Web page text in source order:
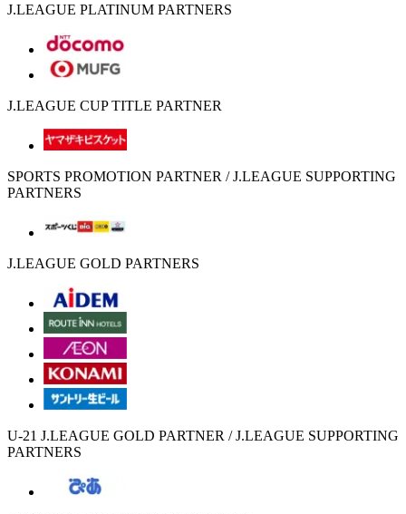
J.LEAGUE PLATINUM PARTNERS
J.LEAGUE CUP TITLE PARTNER
SPORTS PROMOTION PARTNER / J.LEAGUE SUPPORTING
PARTNERS
J.LEAGUE GOLD PARTNERS
U-21 J.LEAGUE GOLD PARTNER / J.LEAGUE SUPPORTING
PARTNERS